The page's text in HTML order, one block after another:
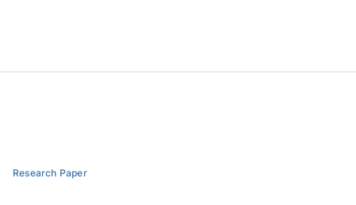
Research Paper